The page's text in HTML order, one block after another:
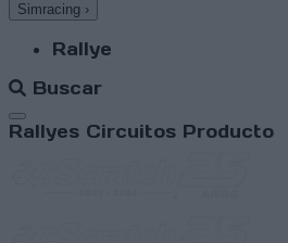
Simracing ›
Rallye
Buscar
Abrir menú
Rallyes Circuitos Producto